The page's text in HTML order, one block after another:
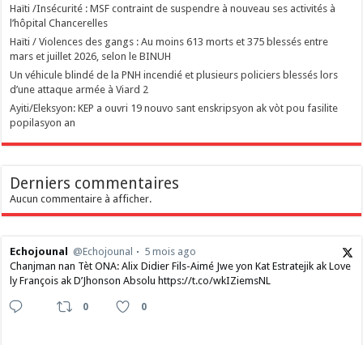
Haïti /Insécurité : MSF contraint de suspendre à nouveau ses activités à
l’hôpital Chancerelles
Haïti / Violences des gangs : Au moins 613 morts et 375 blessés entre
mars et juillet 2026, selon le BINUH
Un véhicule blindé de la PNH incendié et plusieurs policiers blessés lors
d’une attaque armée à Viard 2
‎Ayiti/Eleksyon: KEP a ouvri 19 nouvo sant enskripsyon ak vòt pou fasilite
popilasyon an
Derniers commentaires
Aucun commentaire à afficher.
Echojounal @Echojounal
5 mois ago
Chanjman nan Tèt ONA: Alix Didier Fils-Aimé Jwe yon Kat Estratejik ak Love
ly François ak D’Jhonson Absolu https://t.co/wkIZiemsNL
0 0